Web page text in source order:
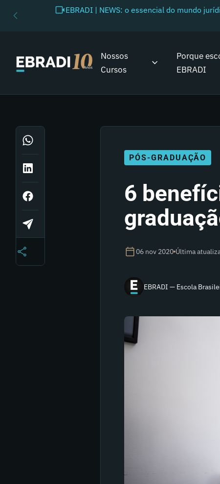
EBRADI | NEWS: o essencial do mundo
Nossos
Cursos
Porque
EBRADI
PÓS-GRADUAÇÃO
6
06 nov 2020 Última
EBRADI — Escola